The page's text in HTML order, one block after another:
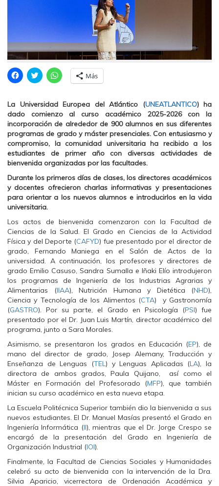
H
a
l
i
c
p
a
r
a
c
o
m
p
r
t
i
r
e
n
e
b
o
o
k
(
S
e
a
b
e
e
u
n
a
v
e
n
a
n
a
n
u
e
v
a
)
H
a
i
c
p
a
r
a
c
o
m
p
r
t
i
r
e
n
w
i
t
t
e
r
(
S
e
a
b
r
e
e
n
u
n
a
v
n
t
n
a
u
e
v
a
)
H
a
c
p
a
r
a
c
m
p
r
t
i
e
h
a
t
s
A
p
p
(
S
b
r
e
e
u
n
a
v
e
n
t
a
n
n
u
e
v
a
)
Más
La Universidad Europea del Atlántico (UNEATLANTICO) ha
dado comienzo al curso académico 2025-2026 con la
incorporación de alrededor de 900 alumnos en sus diferentes
programas de grado y máster presenciales. Con entusiasmo y
compromiso, la comunidad universitaria ha recibido a los
estudiantes de primer año con diversas actividades de
bienvenida organizadas por las facultades.
Durante los primeros días de clases, los directores académicos
y docentes ofrecieron charlas informativas y presentaciones
para orientar a los nuevos alumnos e introducirlos en la vida
universitaria.
Los actos de bienvenida comenzaron con la Facultad de
Ciencias de la Salud. El Grado en Ciencias de la Actividad
Física y del Deporte (CAFYD) fue presentado por el director de
grado, Fernando Maniega en el Salón de Actos de la
universidad. A continuación, los profesores y directores de
grado Emilio Casuso, Sandra Sumalla e Iñaki Elío introdujeron
los programas de Ingeniería de las Industrias Agrarias y
Alimentarias (IIAA), Nutrición Humana y Dietética (NHD),
Ciencia y Tecnología de los Alimentos (CTA) y Gastronomía
(GASTRO). Por su parte, el Grado en Psicología (PSI) fue
presentado por el Dr. Juan Luis Martín, director académico del
programa, junto a Sara Morales.
Asimismo, se presentaron los grados en Educación (EP), de
mano del director de grado, Josep Alemany, Traducción y
Enseñanza de Lenguas (TEL) y Lenguas Aplicadas (LA), la
directora de ambos grados, Paula Quijano, así como el
Máster en Formación del Profesorado (MFP), que también
inician su curso académico en esta nueva etapa.
La Escuela Politécnica Superior también dio la bienvenida a sus
nuevos estudiantes. El Dr. Manuel Masías presentó el Grado en
Ingeniería Informática (II), mientras que el Dr. Jorge Crespo se
encargó de la presentación del Grado en Ingeniería de
Organización Industrial (IOI).
Finalmente, la Facultad de Ciencias Sociales y Humanidades
celebró su acto de bienvenida con la intervención de la Dra.
Silvia Aparicio, vicerrectora de Ordenación Académica y